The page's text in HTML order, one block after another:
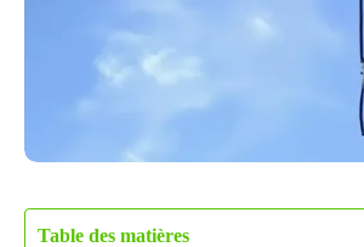
Table des matières